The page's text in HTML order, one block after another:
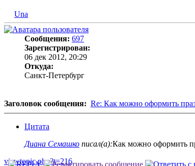
Una
Сообщения: 697
Зарегистрирован:
06 дек 2012, 20:29
Откуда:
Санкт-Петербург
Заголовок сообщения: Re: Как можно оформить
Цитата
Диана Семашко писал(а):Как можно оформить
viewtopic.php?t=216